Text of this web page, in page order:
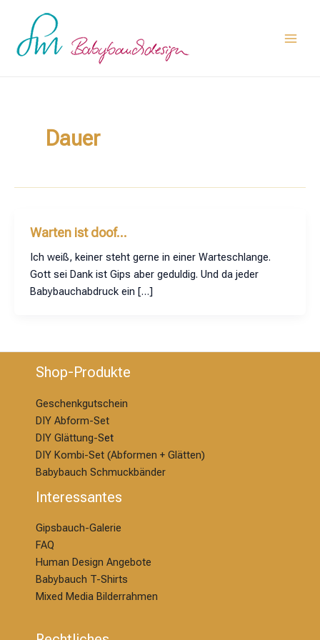
springen
Dauer
Warten ist doof…
Ich weiß, keiner steht gerne in einer Warteschlange.
Gott sei Dank ist Gips aber geduldig. Und da jeder
Babybauchabdruck ein […]
Shop-Produkte
Geschenkgutschein
DIY Abform-Set
DIY Glättung-Set
DIY Kombi-Set (Abformen + Glätten)
Babybauch Schmuckbänder
Interessantes
Gipsbauch-Galerie
FAQ
Human Design Angebote
Babybauch T-Shirts
Mixed Media Bilderrahmen